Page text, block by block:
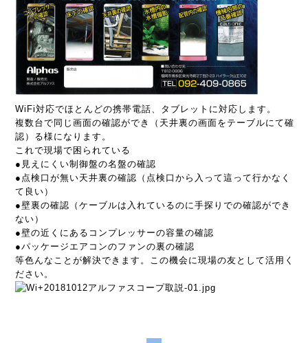
WiFi対応でほとんどの携帯電話、タブレットに対応します。
複数台で同じ画面の確認ができ（天井裏の画面をテーブルにて確
認）る様になります。
これで現場で困られている
●見えにくい制御盤の名盤の確認
●点検口が無い天井裏の確認（点検口から入って這って行かなく
て良い）
●壁裏の確認（ケーブルは入れているのに手探りでの確認ができ
ない）
●壁の近くにあるコンプレッサーの容量の確認
●パッケージエアコンのファンの裏の確認
等色んなことが解決できます。この機会に現場の友として活用く
ださい。